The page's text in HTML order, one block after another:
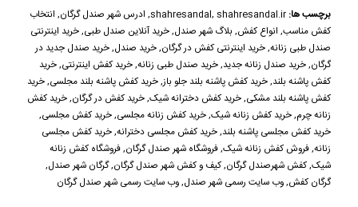
برچسب ها: shahresandal,shahresandal.ir
, ادرس شهر صندل گرگان, انتخاب
کفش مناسب, انواع کفش, بلاگ شهر صندل,خرید آنلاین صندل طبی,خرید اینترنتی
صندل طبی زنانه,خرید اینترنتی کفش در گرگان,خرید صندل,خرید صندل جدید در
گرگان,خرید صندل زنانه جدید,خرید صندل طبی زنانه,خرید کفش اینترنتی,خرید
کفش پاشنه بلند,خرید کفش پاشنه بلند جلو باز,خرید کفش پاشنه بلند مجلسی,خرید
کفش پاشنه بلند مشکی,خرید کفش دخترانه شیک,خرید کفش در گرگان,خرید کفش
زنانه چرم,خرید کفش زنانه شیک,خرید کفش زنانه مجلسی,خرید کفش مجلسی,
خرید کفش مجلسی پاشنه بلند,خرید کفش مجلسی دخترانه,خرید کفش مجلسی
زنانه,فروش کفش زنانه شیک,فروشگاه شهر صندل گرگان,فروشگاه کفش زنانه
شیک,کفش شهرصندل گرگان,کیف و کفش شهر صندل گرگان,گرگان شهر صندل,
گرگان کفش,وب سایت رسمی شهر صندل,وب سایت رسمی شهر صندل گرگان